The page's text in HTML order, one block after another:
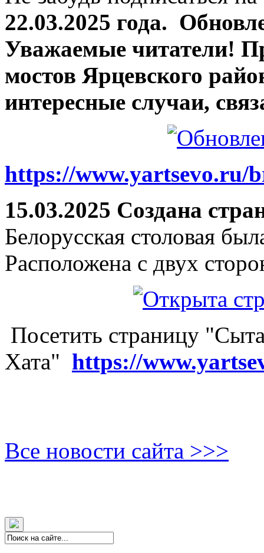
22.03.2025 года.
Уважаемые читатели!
мостов Ярцевского
интересные случаи,
https://www.yartsevo.ru/
15.03.2025 Создана
Белорусская столовая
Расположена с двух
Посетить страницу
Хата" https://
Все новости сайта >>>